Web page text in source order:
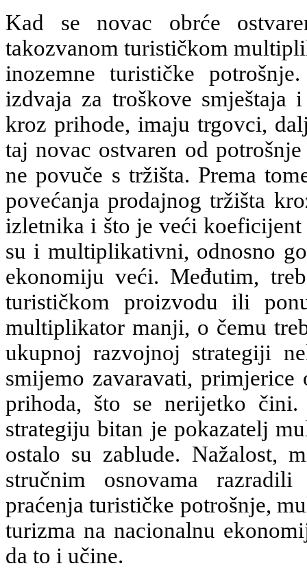
Kad se novac obrće
takozvanom turističkom
inozemne turističke
izdvaja za troškove smještaja
kroz prihode, imaju trgovci,
taj novac ostvaren od
ne povuče s tržišta. Prema
povećanja prodajnog tržišta
izletnika i što je veći
su i multiplikativni, odnosno
ekonomiju veći. Međutim,
turističkom proizvodu ili
multiplikator manji, o čemu
ukupnoj razvojnoj strategiji
smijemo zavaravati,
prihoda, što se nerijetko
strategiju bitan je pokazatelj
ostalo su zablude. Nažalost,
stručnim osnovama
praćenja turističke potrošnje,
turizma na nacionalnu
da to i učine.